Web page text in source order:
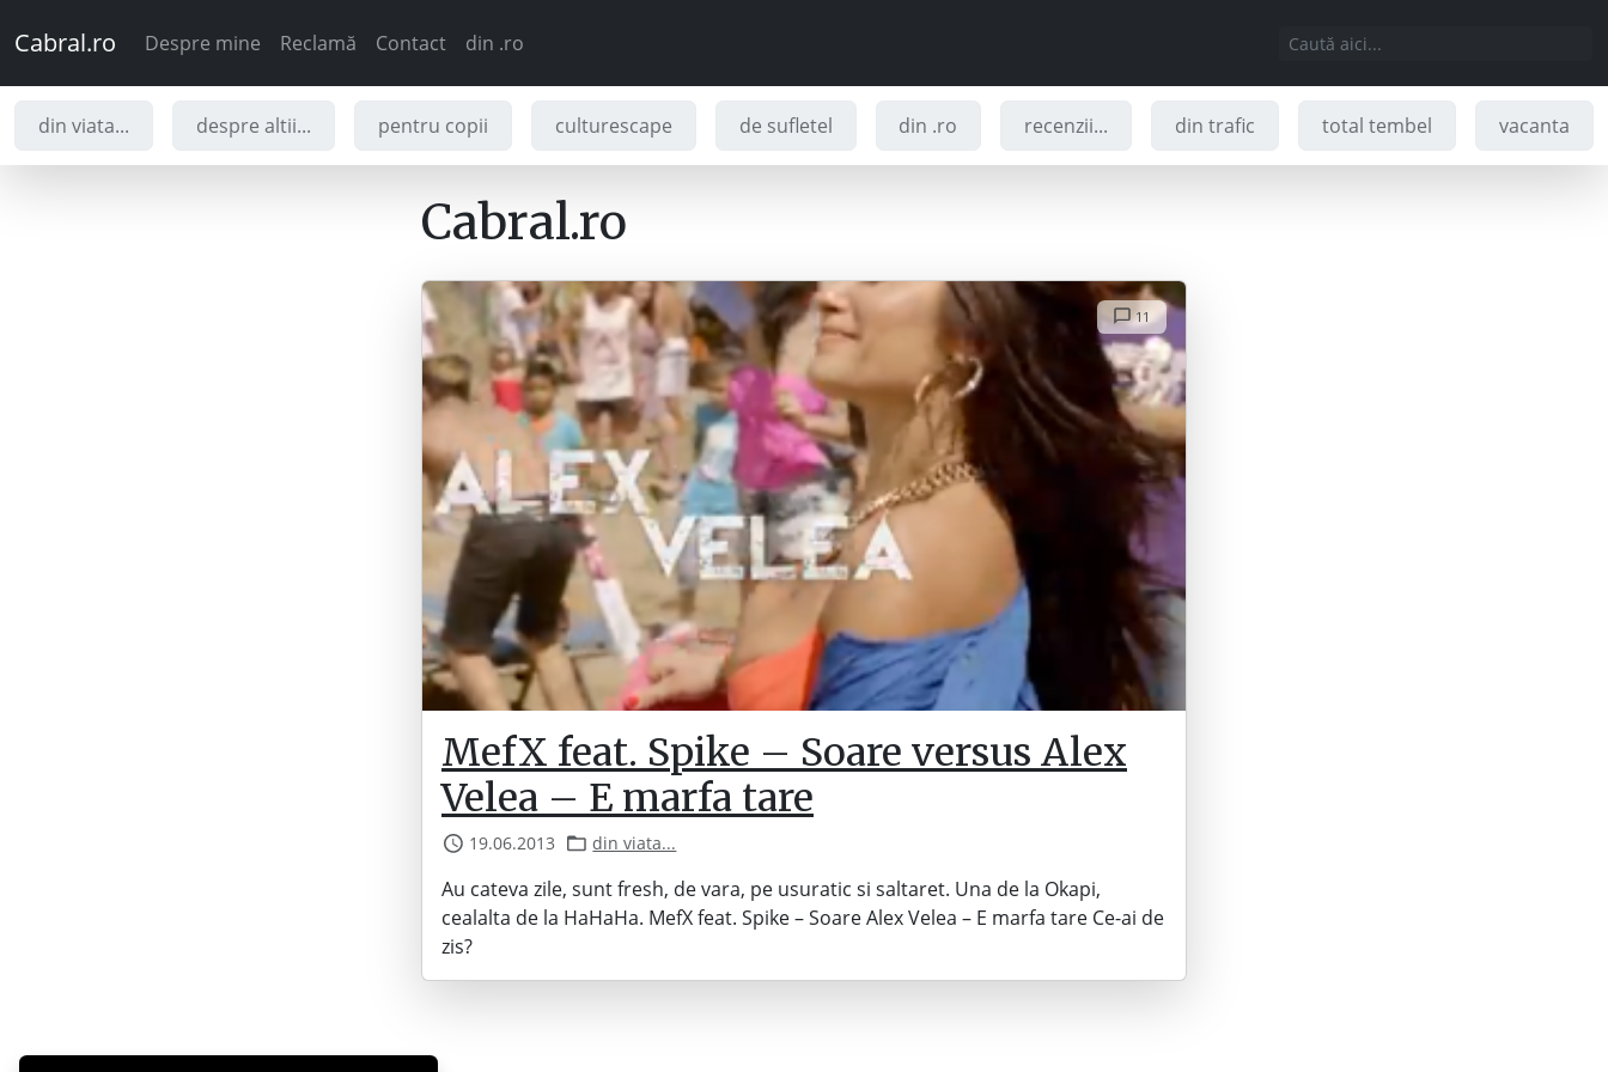
Cabral.ro Despre mine Reclamă Contact din .ro
din viata... despre altii... pentru copii culturescape de sufletel din .ro recenzii... din trafic total tembel vacanta
Cabral.ro
11
MefX feat. Spike – Soare versus Alex
Velea – E marfa tare
19.06.2013 din viata...
Au cateva zile, sunt fresh, de vara, pe usuratic si saltaret. Una de la Okapi,
cealalta de la HaHaHa. MefX feat. Spike – Soare Alex Velea – E marfa tare Ce-ai de
zis?